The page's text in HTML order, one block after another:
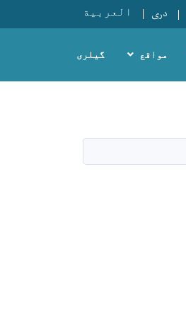
دری العربية
مواقع گیلری